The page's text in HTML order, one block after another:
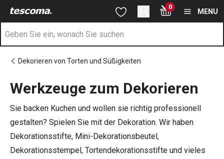
Sie befinden sich auf der Werkzeuge zum Dekorieren Seite
Zum Hauptinhalt springen
Zur Suche springen
Zur Navigation springen 0
MENU
Dekorieren von Torten und Süßigkeiten
Werkzeuge zum Dekorieren
Sie backen Kuchen und wollen sie richtig professionell
gestalten? Spielen Sie mit der Dekoration. Wir haben
Dekorationsstifte, Mini-Dekorationsbeutel,
Dekorationsstempel, Tortendekorationsstifte und vieles